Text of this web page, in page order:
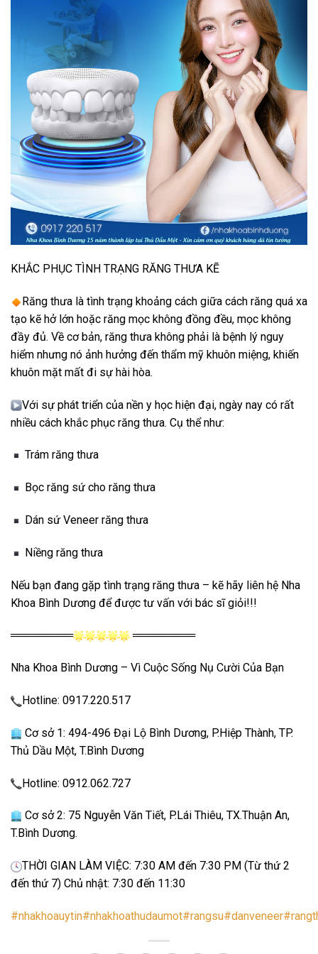
KHẮC PHỤC TÌNH TRẠNG RĂNG THƯA KẼ
Răng thưa là tình trạng khoảng cách giữa cách răng quá xa
tạo kẽ hở lớn hoặc răng mọc không đồng đều, mọc không
đầy đủ. Về cơ bản, răng thưa không phải là bệnh lý nguy
hiểm nhưng nó ảnh hưởng đến thẩm mỹ khuôn miệng, khiến
khuôn mặt mất đi sự hài hòa.
Với sự phát triển của nền y học hiện đại, ngày nay có rất
nhiều cách khắc phục răng thưa. Cụ thể như:
Trám răng thưa
Bọc răng sứ cho răng thưa
Dán sứ Veneer răng thưa
Niềng răng thưa
Nếu bạn đang gặp tình trạng răng thưa – kẽ hãy liên hệ Nha
Khoa Bình Dương để được tư vấn với bác sĩ giỏi!!!
════════ ════════
Nha Khoa Bình Dương – Vì Cuộc Sống Nụ Cười Của Bạn
Hotline: 0917.220.517
Cơ sở 1: 494-496 Đại Lộ Bình Dương, P.Hiệp Thành, TP.
Thủ Dầu Một, T.Bình Dương
Hotline: 0912.062.727
Cơ sở 2: 75 Nguyễn Văn Tiết, P.Lái Thiêu, TX.Thuận An,
T.Bình Dương.
THỜI GIAN LÀM VIỆC: 7:30 AM đến 7:30 PM (Từ thứ 2
đến thứ 7) Chủ nhật: 7:30 đến 11:30
#nhakhoauytin#nhakhoathudaumot#rangsu#danveneer